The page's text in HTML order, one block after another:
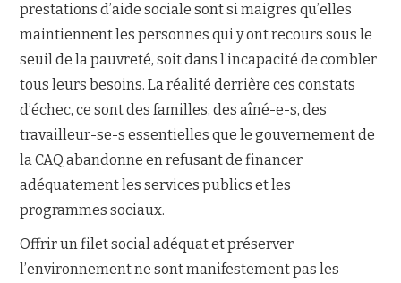
prestations d’aide sociale sont si maigres qu’elles
maintiennent les personnes qui y ont recours sous le
seuil de la pauvreté, soit dans l’incapacité de combler
tous leurs besoins. La réalité derrière ces constats
d’échec, ce sont des familles, des aîné-e-s, des
travailleur-se-s essentielles que le gouvernement de
la CAQ abandonne en refusant de financer
adéquatement les services publics et les
programmes sociaux.
Offrir un filet social adéquat et préserver
l’environnement ne sont manifestement pas les